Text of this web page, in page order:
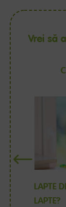
Vrei să
LAPTE
LAPTE?